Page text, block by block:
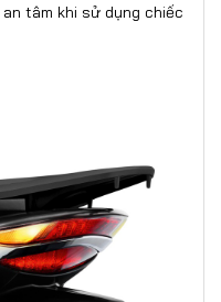
tâm khi sử dụng chiếc